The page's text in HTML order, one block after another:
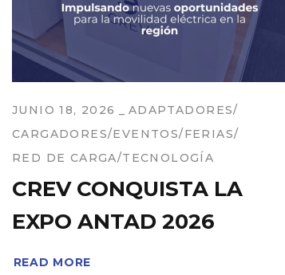
JUNIO 18, 2026
ADAPTADORES
CARGADORES EVENTOS FERIAS
RED DE CARGA TECNOLOGÍA
CREV CONQUISTA LA
EXPO ANTAD 2026
READ MORE